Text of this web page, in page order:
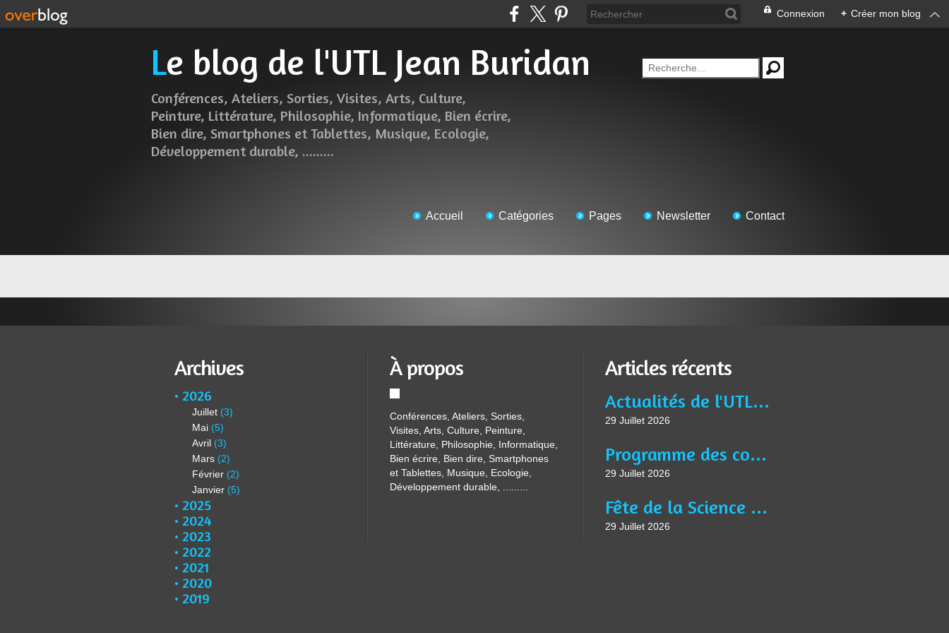
Connexion + Créer mon blog
Le blog de l'UTL Jean Buridan
Conférences, Ateliers, Sorties, Visites, Arts, Culture,
Peinture, Littérature, Philosophie, Informatique, Bien écrire,
Bien dire, Smartphones et Tablettes, Musique, Ecologie,
Développement durable, .........
Accueil Catégories Pages Newsletter Contact
Archives
2026
Juillet (3)
Mai (5)
Avril (3)
Mars (2)
Février (2)
Janvier (5)
2025
2024
2023
2022
2021
2020
2019
À propos
Conférences, Ateliers, Sorties,
Visites, Arts, Culture, Peinture,
Littérature, Philosophie, Informatique,
Bien écrire, Bien dire, Smartphones
et Tablettes, Musique, Ecologie,
Développement durable, .........
Articles récents
Actualités de l'UTL Jean BURIDAN
29 Juillet 2026
Programme des conférences, des activités et ateliers de l'année universitaire 2025-2026
29 Juillet 2026
Fête de la Science à Liévin le jeudi 8 octobre à 9h30, sur le thème " Saveurs Savantes ".
29 Juillet 2026